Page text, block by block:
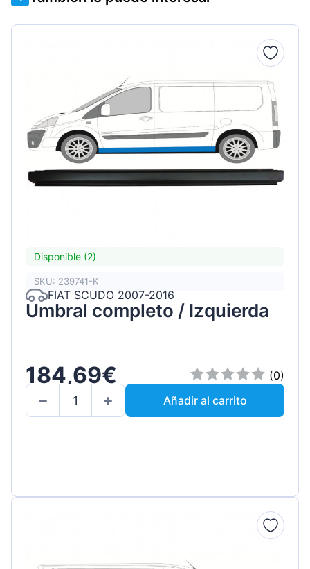
Disponible (2)
SKU: 239741-K
FIAT SCUDO 2007-2016
Umbral completo / Izquierda
184,69€
(0)
Añadir al carrito